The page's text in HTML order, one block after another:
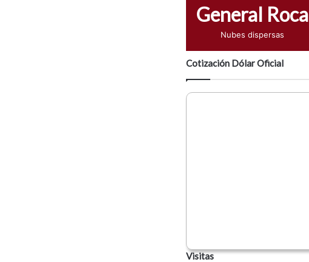
General Roca
Nubes dispersas
Cotización Dólar Oficial
Visitas